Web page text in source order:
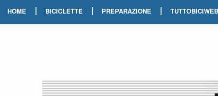
HOME | BICICLETTE | PREPARAZIONE | TUTTOBICIWEB